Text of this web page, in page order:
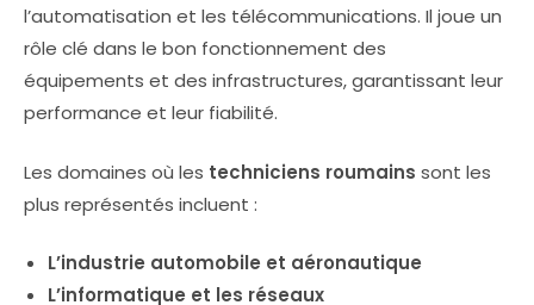
l’automatisation et les télécommunications. Il joue un
rôle clé dans le bon fonctionnement des
équipements et des infrastructures, garantissant leur
performance et leur fiabilité.
Les domaines où les techniciens roumains sont les
plus représentés incluent :
L’industrie automobile et aéronautique
L’informatique et les réseaux